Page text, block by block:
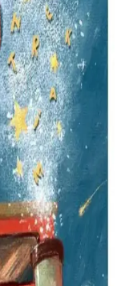
ve 2500 adetlik
çözüm sunar, ofis
Ürün
sergi veya eğitim
uyumlu
Kullanım
üzerinde 'Z' harfi
yer alır.
sahiptir.